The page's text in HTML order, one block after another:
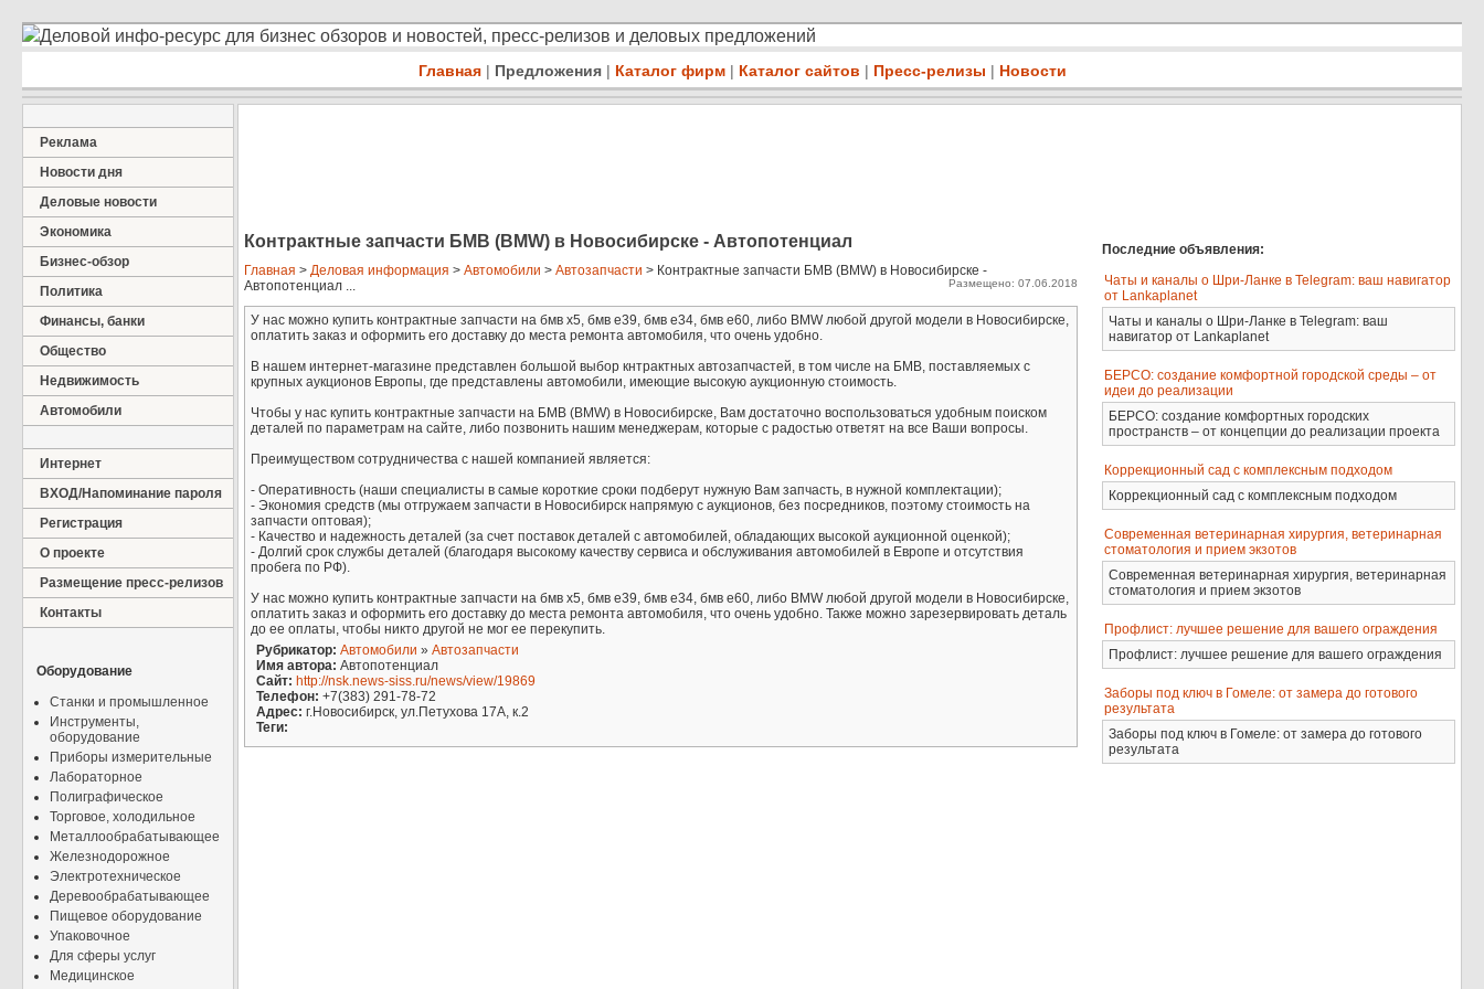
Деловой инфо-ресурс для бизнес обзоров и новостей, пресс-релизов и деловых предложений
Главная | Предложения | Каталог фирм | Каталог сайтов | Пресс-релизы | Новости
Реклама
Новости дня
Деловые новости
Экономика
Бизнес-обзор
Политика
Финансы, банки
Общество
Недвижимость
Автомобили
Интернет
ВХОД/Напоминание пароля
Регистрация
О проекте
Размещение пресс-релизов
Контакты
Оборудование
Станки и промышленное
Инструменты,
оборудование
Приборы измерительные
Лабораторное
Полиграфическое
Торговое, холодильное
Металлообрабатывающее
Железнодорожное
Электротехническое
Деревообрабатывающее
Пищевое оборудование
Упаковочное
Для сферы услуг
Медицинское
Контрактные запчасти БМВ (BMW) в Новосибирске - Автопотенциал
Главная > Деловая информация > Автомобили > Автозапчасти > Контрактные запчасти БМВ (BMW) в Новосибирске -
Автопотенциал ...
Размещено: 07.06.2018
У нас можно купить контрактные запчасти на бмв х5, бмв е39, бмв е34, бмв е60, либо BMW любой другой модели в Новосибирске,
оплатить заказ и оформить его доставку до места ремонта автомобиля, что очень удобно.
В нашем интернет-магазине представлен большой выбор кнтрактных автозапчастей, в том числе на БМВ, поставляемых с
крупных аукционов Европы, где представлены автомобили, имеющие высокую аукционную стоимость.
Чтобы у нас купить контрактные запчасти на БМВ (BMW) в Новосибирске, Вам достаточно воспользоваться удобным поиском
деталей по параметрам на сайте, либо позвонить нашим менеджерам, которые с радостью ответят на все Ваши вопросы.
Преимуществом сотрудничества с нашей компанией является:
- Оперативность (наши специалисты в самые короткие сроки подберут нужную Вам запчасть, в нужной комплектации);
- Экономия средств (мы отгружаем запчасти в Новосибирск напрямую с аукционов, без посредников, поэтому стоимость на
запчасти оптовая);
- Качество и надежность деталей (за счет поставок деталей с автомобилей, обладающих высокой аукционной оценкой);
- Долгий срок службы деталей (благодаря высокому качеству сервиса и обслуживания автомобилей в Европе и отсутствия
пробега по РФ).
У нас можно купить контрактные запчасти на бмв х5, бмв е39, бмв е34, бмв е60, либо BMW любой другой модели в Новосибирске,
оплатить заказ и оформить его доставку до места ремонта автомобиля, что очень удобно. Также можно зарезервировать деталь
до ее оплаты, чтобы никто другой не мог ее перекупить.
Рубрикатор: Автомобили » Автозапчасти
Имя автора: Автопотенциал
Сайт: http://nsk.news-siss.ru/news/view/19869
Телефон: +7(383) 291-78-72
Адрес: г.Новосибирск, ул.Петухова 17А, к.2
Теги:
Последние объявления:
Чаты и каналы о Шри-Ланке в Telegram: ваш навигатор
от Lankaplanet
Чаты и каналы о Шри-Ланке в Telegram: ваш
навигатор от Lankaplanet
БЕРСО: создание комфортной городской среды – от
идеи до реализации
БЕРСО: создание комфортных городских
пространств – от концепции до реализации проекта
Коррекционный сад с комплексным подходом
Коррекционный сад с комплексным подходом
Современная ветеринарная хирургия, ветеринарная
стоматология и прием экзотов
Современная ветеринарная хирургия, ветеринарная
стоматология и прием экзотов
Профлист: лучшее решение для вашего ограждения
Профлист: лучшее решение для вашего ограждения
Заборы под ключ в Гомеле: от замера до готового
результата
Заборы под ключ в Гомеле: от замера до готового
результата